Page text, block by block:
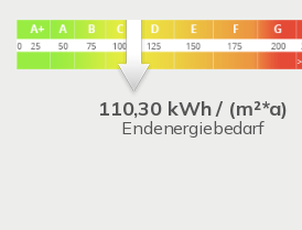
110,30 kWh / (m²*a)
Endenergiebedarf